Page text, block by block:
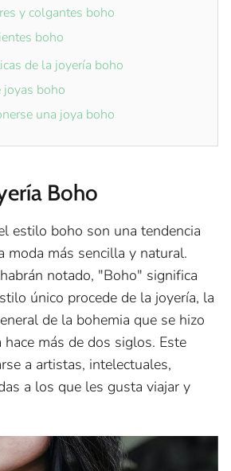
y colgantes boho
boho
de la joyería boho
joyas boho
una joya boho
Boho
estilo boho son una tendencia
moda más sencilla y natural.
notado, "Boho" significa
único procede de la joyería, la
de la bohemia que se hizo
más de dos siglos. Este
a artistas, intelectuales,
a los que les gusta viajar y